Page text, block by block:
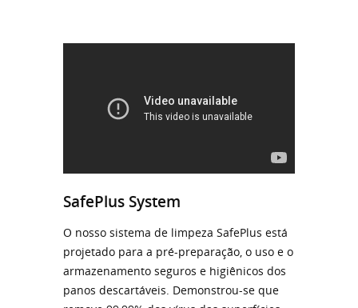
SafePlus System
O nosso sistema de limpeza SafePlus está
projetado para a pré-preparação, o uso e o
armazenamento seguros e higiênicos dos
panos descartáveis. Demonstrou-se que